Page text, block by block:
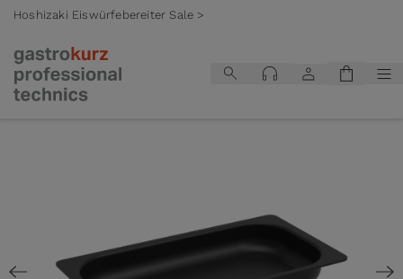
Hoshizaki Eiswürfebereiter Sale >